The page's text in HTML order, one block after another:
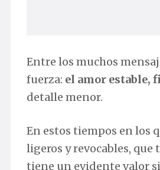
Entre los muchos
fuerza: el amor estable,
detalle menor.
En estos tiempos en los
ligeros y revocables,
tiene un evidente valor